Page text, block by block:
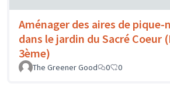
Aménager des aires de pique-
dans le jardin du Sacré Coeur
3ème)
The Greener Good 0 0